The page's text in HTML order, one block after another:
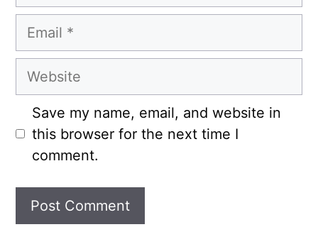
Email
Website
Save my name, email, and website in
this browser for the next time I
comment.